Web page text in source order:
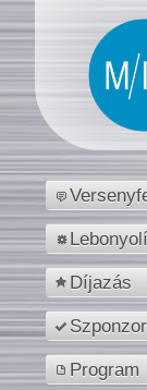
Díjazás
Program